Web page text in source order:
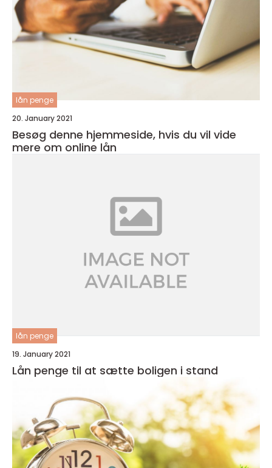
lån penge
20. January 2021
Besøg denne hjemmeside, hvis du vil vide
mere om online lån
lån penge
19. January 2021
Lån penge til at sætte boligen i stand